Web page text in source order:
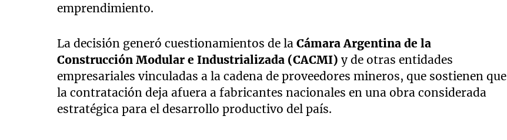
emprendimiento.
La decisión generó cuestionamientos de laCámara Argentina de la
Construcción Modular e Industrializada (CACMI) y de otras entidades
empresariales vinculadas a la cadena de proveedores mineros, que sostienen que
la contratación deja afuera a fabricantes nacionales en una obra considerada
estratégica para el desarrollo productivo del país.